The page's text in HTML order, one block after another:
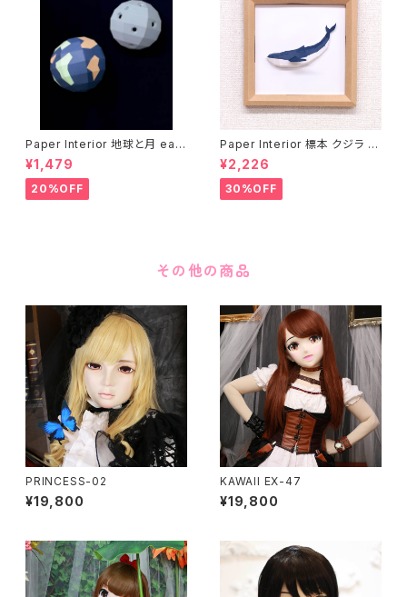
Paper Interior 地球と月 eart
h and moon
¥1,479
20%OFF
Paper Interior 標本 クジラ s
pecimen whale
¥2,226
30%OFF
その他の商品
PRINCESS-02
¥19,800
KAWAII EX-47
¥19,800